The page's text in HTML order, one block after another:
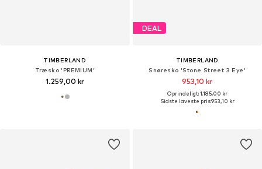
TIMBERLAND
Træsko 'PREMIUM'
1.259,00 kr
DEAL
TIMBERLAND
Snøresko 'Stone Street 3 Eye'
953,10 kr
Oprindeligt: 1.185,00 kr
Sidste laveste pris:953,10 kr